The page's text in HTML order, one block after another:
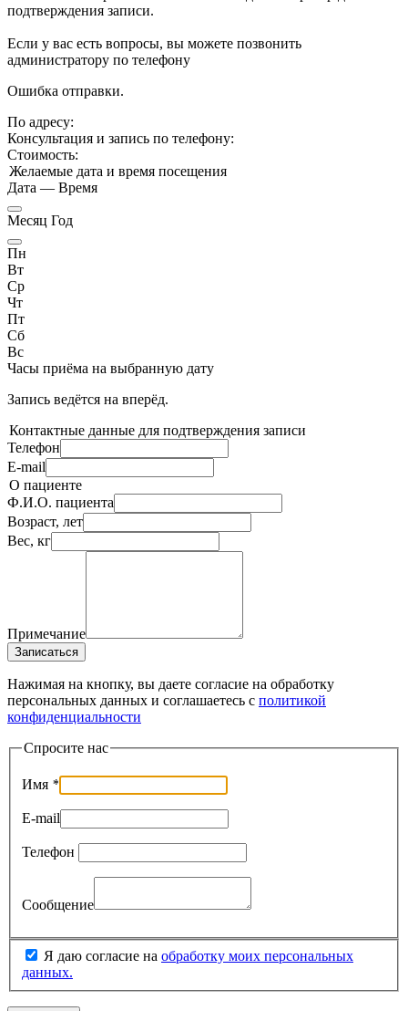
подтверждения записи.
Если у вас есть вопросы, вы можете позвонить
администратору по телефону
Ошибка отправки.
По адресу:
Консультация и запись по телефону:
Стоимость:
Желаемые дата и время посещения
Дата — Время
Месяц Год
Пн
Вт
Ср
Чт
Пт
Сб
Вс
Часы приёма на выбранную дату
Запись ведётся на вперёд.
Контактные данные для подтверждения записи
Телефон
E-mail
О пациенте
Ф.И.О. пациента
Возраст, лет
Вес, кг
Примечание
Записаться
Нажимая на кнопку, вы даете согласие на обработку
персональных данных и соглашаетесь c политикой
конфиденциальности
Спросите нас
Имя *
E-mail
Телефон
Сообщение
Я даю согласие на обработку моих персональных
данных.